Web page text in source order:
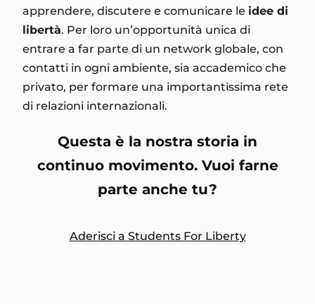
apprendere, discutere e comunicare le idee di
libertà. Per loro un’opportunità unica di
entrare a far parte di un network globale, con
contatti in ogni ambiente, sia accademico che
privato, per formare una importantissima rete
di relazioni internazionali.
Questa è la nostra storia in
continuo movimento. Vuoi farne
parte anche tu?
Aderisci a Students For Liberty